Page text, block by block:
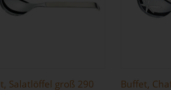
Salatlöffel groß 290
Buffet,